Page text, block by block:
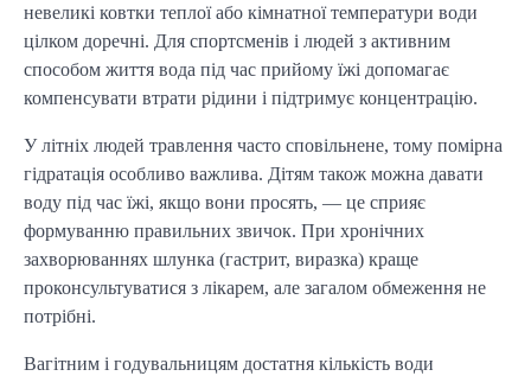
невеликі ковтки теплої або кімнатної температури води
цілком доречні. Для спортсменів і людей з активним
способом життя вода під час прийому їжі допомагає
компенсувати втрати рідини і підтримує концентрацію.
У літніх людей травлення часто сповільнене, тому помірна
гідратація особливо важлива. Дітям також можна давати
воду під час їжі, якщо вони просять, — це сприяє
формуванню правильних звичок. При хронічних
захворюваннях шлунка (гастрит, виразка) краще
проконсультуватися з лікарем, але загалом обмеження не
потрібні.
Вагітним і годувальницям достатня кількість води